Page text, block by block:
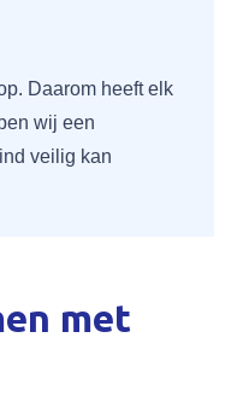
Daarom heeft elk
wij een
veilig kan
met